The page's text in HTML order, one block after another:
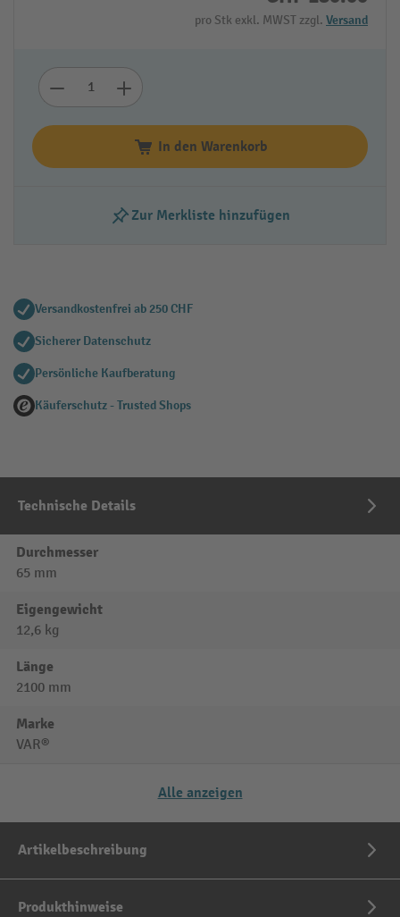
pro Stk exkl. MWST zzgl. Versand
In den Warenkorb
Zur Merkliste hinzufügen
Versandkostenfrei ab 250 CHF
Sicherer Datenschutz
Persönliche Kaufberatung
Käuferschutz - Trusted Shops
Technische Details
Durchmesser
65 mm
Eigengewicht
12,6 kg
Länge
2100 mm
Marke
VAR®
Alle anzeigen
Artikelbeschreibung
Produkthinweise